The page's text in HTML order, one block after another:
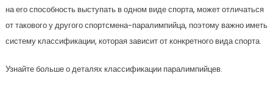
на его способность выступать в одном виде спорта, может отличаться
от такового у другого спортсмена-паралимпийца, поэтому важно иметь
систему классификации, которая зависит от конкретного вида спорта.
Узнайте больше о деталях классификации паралимпийцев.